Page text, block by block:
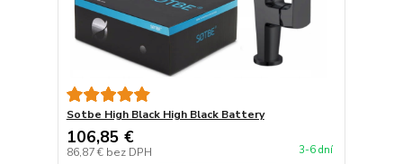
Sotbe High Black High Black Battery
106,85 €
86,87 € bez DPH 3-6 dní